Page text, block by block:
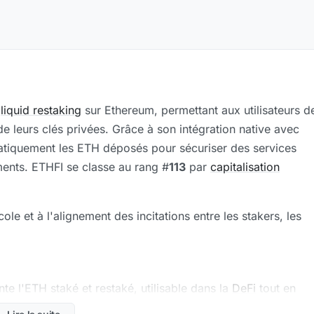
liquid restaking sur Ethereum, permettant aux utilisateurs
leurs clés privées. Grâce à son intégration native avec
les ETH déposés pour sécuriser des services
ETHFI se classe au rang #113 par capitalisation
et à l'alignement des incitations entre les stakers, les
l'ETH staké et restaké, utilisable dans la DeFi tout en